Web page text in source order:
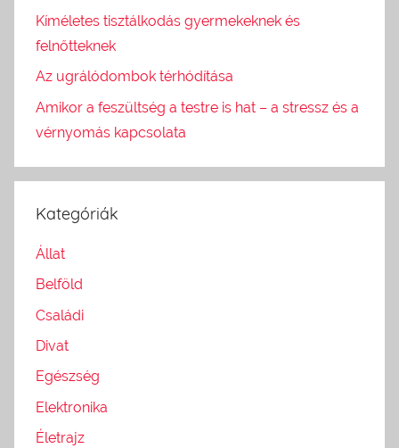
Kíméletes tisztálkodás gyermekeknek és
felnőtteknek
Az ugrálódombok térhódítása
Amikor a feszültség a testre is hat – a stressz és a
vérnyomás kapcsolata
Kategóriák
Állat
Belföld
Családi
Divat
Egészség
Elektronika
Életrajz